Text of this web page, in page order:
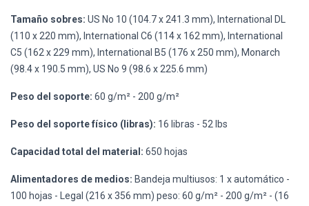
Tamaño sobres: US No 10 (104.7 x 241.3 mm), International DL
(110 x 220 mm), International C6 (114 x 162 mm), International
C5 (162 x 229 mm), International B5 (176 x 250 mm), Monarch
(98.4 x 190.5 mm), US No 9 (98.6 x 225.6 mm)
Peso del soporte: 60 g/m² - 200 g/m²
Peso del soporte físico (libras): 16 libras - 52 lbs
Capacidad total del material: 650 hojas
Alimentadores de medios: Bandeja multiusos: 1 x automático -
100 hojas - Legal (216 x 356 mm) peso: 60 g/m² - 200 g/m² - (16